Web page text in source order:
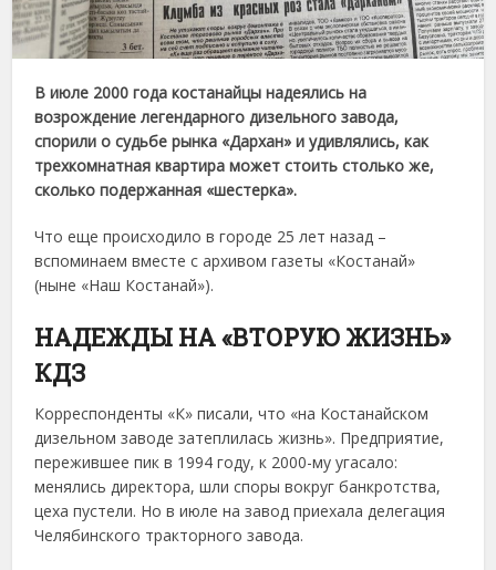
В июле 2000 года костанайцы надеялись на
возрождение легендарного дизельного завода,
спорили о судьбе рынка «Дархан» и удивлялись, как
трехкомнатная квартира может стоить столько же,
сколько подержанная «шестерка».
Что еще происходило в городе 25 лет назад –
вспоминаем вместе с архивом газеты «Костанай»
(ныне «Наш Костанай»).
НАДЕЖДЫ НА «ВТОРУЮ ЖИЗНЬ»
КДЗ
Корреспонденты «К» писали, что «на Костанайском
дизельном заводе затеплилась жизнь». Предприятие,
пережившее пик в 1994 году, к 2000-му угасало:
менялись директора, шли споры вокруг банкротства,
цеха пустели. Но в июле на завод приехала делегация
Челябинского тракторного завода.